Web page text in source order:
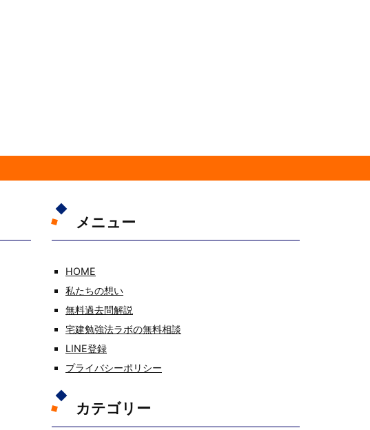
メニュー
HOME
私たちの想い
無料過去問解説
宅建勉強法ラボの無料相談
LINE登録
プライバシーポリシー
カテゴリー